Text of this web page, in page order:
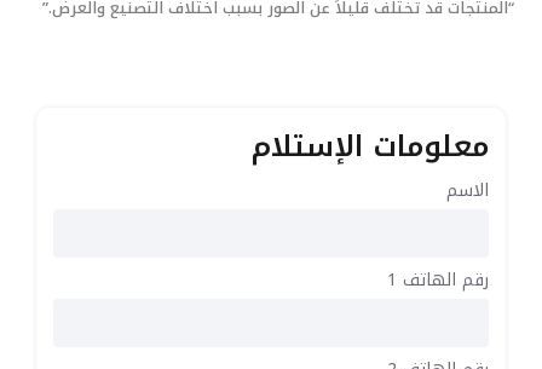
“المنتجات قد تختلف قليلاً عن الصور بسبب اختلاف التصنيع والعرض.”
معلومات الإستلام
الاسم
رقم الهاتف 1